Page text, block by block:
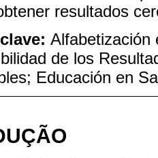
resultados
Alfabetización
de los
Educación en